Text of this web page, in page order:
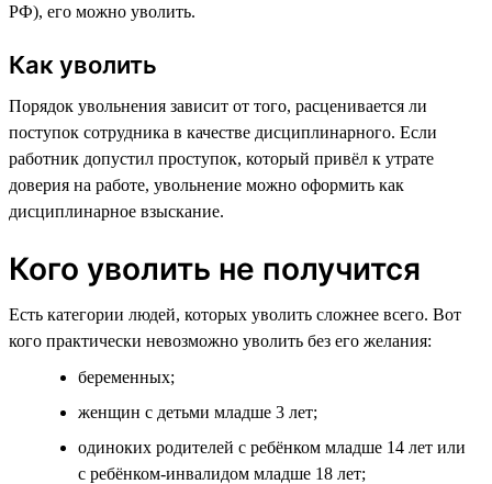
РФ), его можно уволить.
Как уволить
Порядок увольнения зависит от того, расценивается ли
поступок сотрудника в качестве дисциплинарного. Если
работник допустил проступок, который привёл к утрате
доверия на работе, увольнение можно оформить как
дисциплинарное взыскание.
Кого уволить не получится
Есть категории людей, которых уволить сложнее всего. Вот
кого практически невозможно уволить без его желания:
беременных;
женщин с детьми младше 3 лет;
одиноких родителей с ребёнком младше 14 лет или
с ребёнком-инвалидом младше 18 лет;